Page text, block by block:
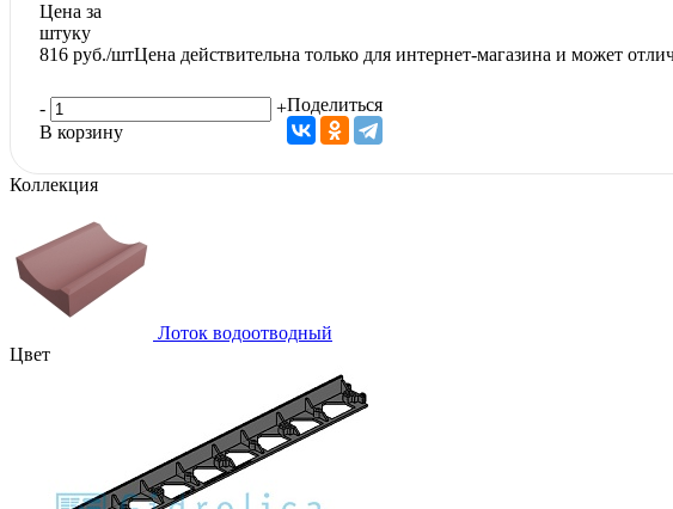
Цена за
штуку
816 руб./штЦена действительна только для интернет-магазина и может
-
+
В корзину
Поделиться
Коллекция
Лоток водоотводный
Цвет